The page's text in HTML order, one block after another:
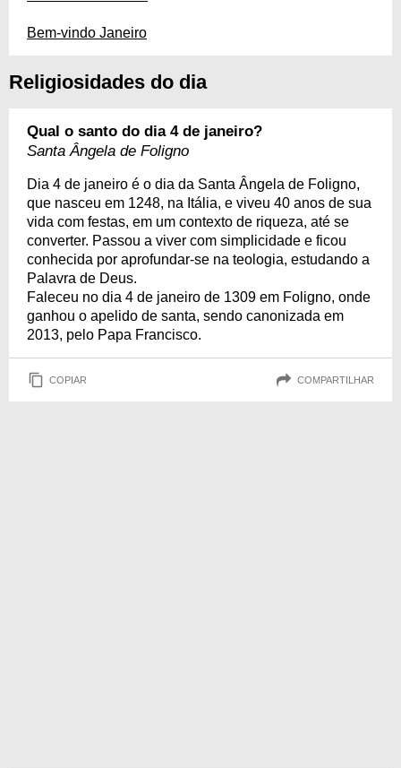
Bem-vindo Janeiro
Religiosidades do dia
Qual o santo do dia 4 de janeiro?
Santa Ângela de Foligno
Dia 4 de janeiro é o dia da Santa Ângela de Foligno,
que nasceu em 1248, na Itália, e viveu 40 anos de sua
vida com festas, em um contexto de riqueza, até se
converter. Passou a viver com simplicidade e ficou
conhecida por aprofundar-se na teologia, estudando a
Palavra de Deus.
Faleceu no dia 4 de janeiro de 1309 em Foligno, onde
ganhou o apelido de santa, sendo canonizada em
2013, pelo Papa Francisco.
COPIAR COMPARTILHAR